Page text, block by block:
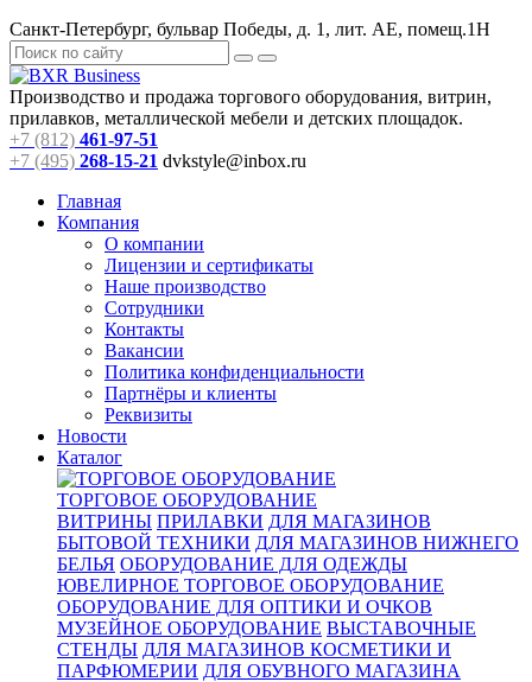
Санкт-Петербург, бульвар Победы, д. 1, лит. АЕ, помещ.1Н
Производство и продажа торгового оборудования, витрин,
прилавков, металлической мебели и детских площадок.
+7 (812) 461-97-51
+7 (495) 268-15-21 dvkstyle@inbox.ru
Главная
Компания
О компании
Лицензии и сертификаты
Наше производство
Сотрудники
Контакты
Вакансии
Политика конфиденциальности
Партнёры и клиенты
Реквизиты
Новости
Каталог
ТОРГОВОЕ ОБОРУДОВАНИЕ
ВИТРИНЫ ПРИЛАВКИ ДЛЯ МАГАЗИНОВ
БЫТОВОЙ ТЕХНИКИ ДЛЯ МАГАЗИНОВ НИЖНЕГО
БЕЛЬЯ ОБОРУДОВАНИЕ ДЛЯ ОДЕЖДЫ
ЮВЕЛИРНОЕ ТОРГОВОЕ ОБОРУДОВАНИЕ
ОБОРУДОВАНИЕ ДЛЯ ОПТИКИ И ОЧКОВ
МУЗЕЙНОЕ ОБОРУДОВАНИЕ ВЫСТАВОЧНЫЕ
СТЕНДЫ ДЛЯ МАГАЗИНОВ КОСМЕТИКИ И
ПАРФЮМЕРИИ ДЛЯ ОБУВНОГО МАГАЗИНА